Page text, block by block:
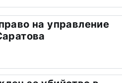
на управление